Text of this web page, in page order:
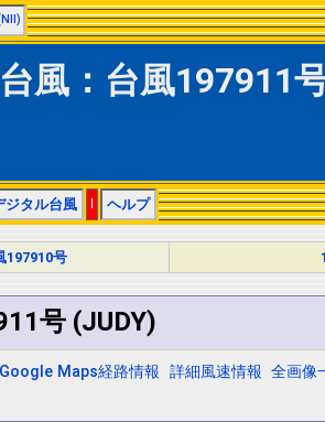
風：台風197911
ジタル台風 | ヘルプ
197910号
号 (JUDY)
Google Maps経路情報 詳細風速情報 全画像